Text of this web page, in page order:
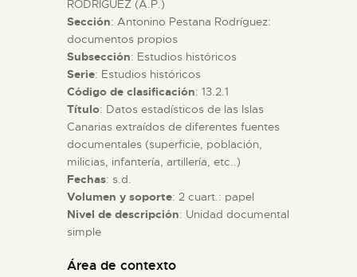
█
EL MUSEO
COLECCIONES
DIDÁCTICA
ESPAÑOL
RODRÍGUEZ (A.P.)
Sección: Antonino Pestana Rodríguez:
documentos propios
Subsección: Estudios históricos
Serie: Estudios históricos
Código de clasificación: 13.2.1
Título: Datos estadísticos de las Islas
Canarias extraídos de diferentes fuentes
documentales (superficie, población,
milicias, infantería, artillería, etc..)
Fechas: s.d.
Volumen y soporte: 2 cuart.: papel
Nivel de descripción: Unidad documental
simple
Área de contexto